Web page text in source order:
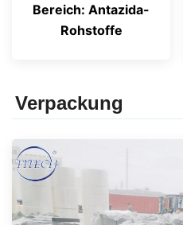
Bereich: Antazida-
Rohstoffe
Verpackung